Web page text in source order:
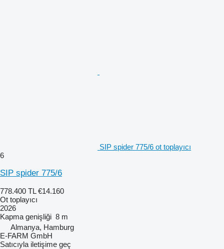
SIP spider 775/6 ot toplayıcı
6
SIP spider 775/6
778.400 TL €14.160
Ot toplayıcı
2026
Kapma genişliği 8 m
Almanya, Hamburg
E-FARM GmbH
Satıcıyla iletişime geç